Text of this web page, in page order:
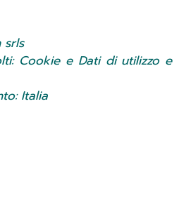
srls
Cookie e Dati di utilizzo e
Italia